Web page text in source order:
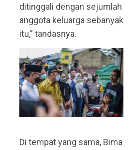
ditinggali dengan sejumlah
anggota keluarga sebanyak
itu,” tandasnya.
Di tempat yang sama, Bima